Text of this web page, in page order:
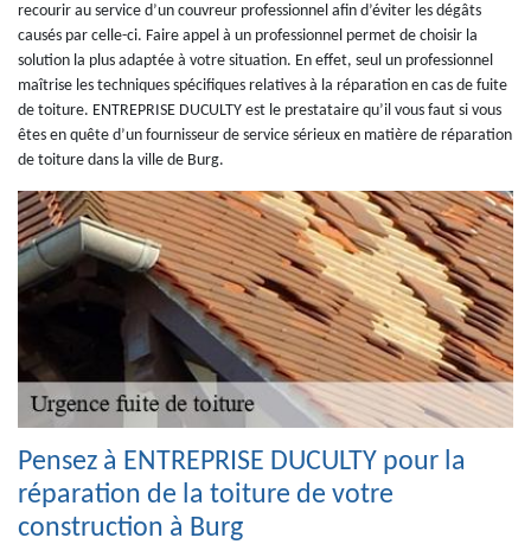
recourir au service d’un couvreur professionnel afin d’éviter les dégâts
causés par celle-ci. Faire appel à un professionnel permet de choisir la
solution la plus adaptée à votre situation. En effet, seul un professionnel
maîtrise les techniques spécifiques relatives à la réparation en cas de fuite
de toiture. ENTREPRISE DUCULTY est le prestataire qu’il vous faut si vous
êtes en quête d’un fournisseur de service sérieux en matière de réparation
de toiture dans la ville de Burg.
Pensez à ENTREPRISE DUCULTY pour la
réparation de la toiture de votre
construction à Burg